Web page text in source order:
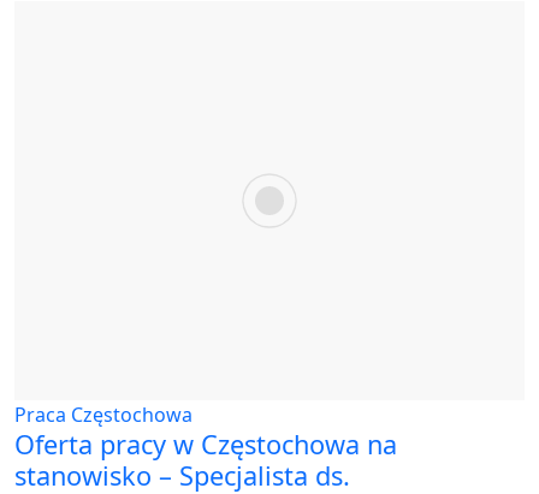
Praca Częstochowa
Oferta pracy w Częstochowa na
stanowisko – Specjalista ds.